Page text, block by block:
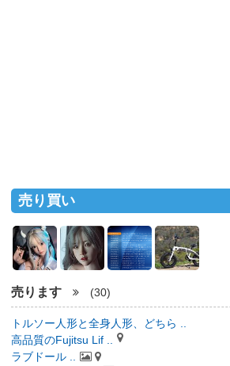
売り買い
売ります (30)
トルソー人形と全身人形、どちら ..
高品質のFujitsu Lif ..
ラブドール ..